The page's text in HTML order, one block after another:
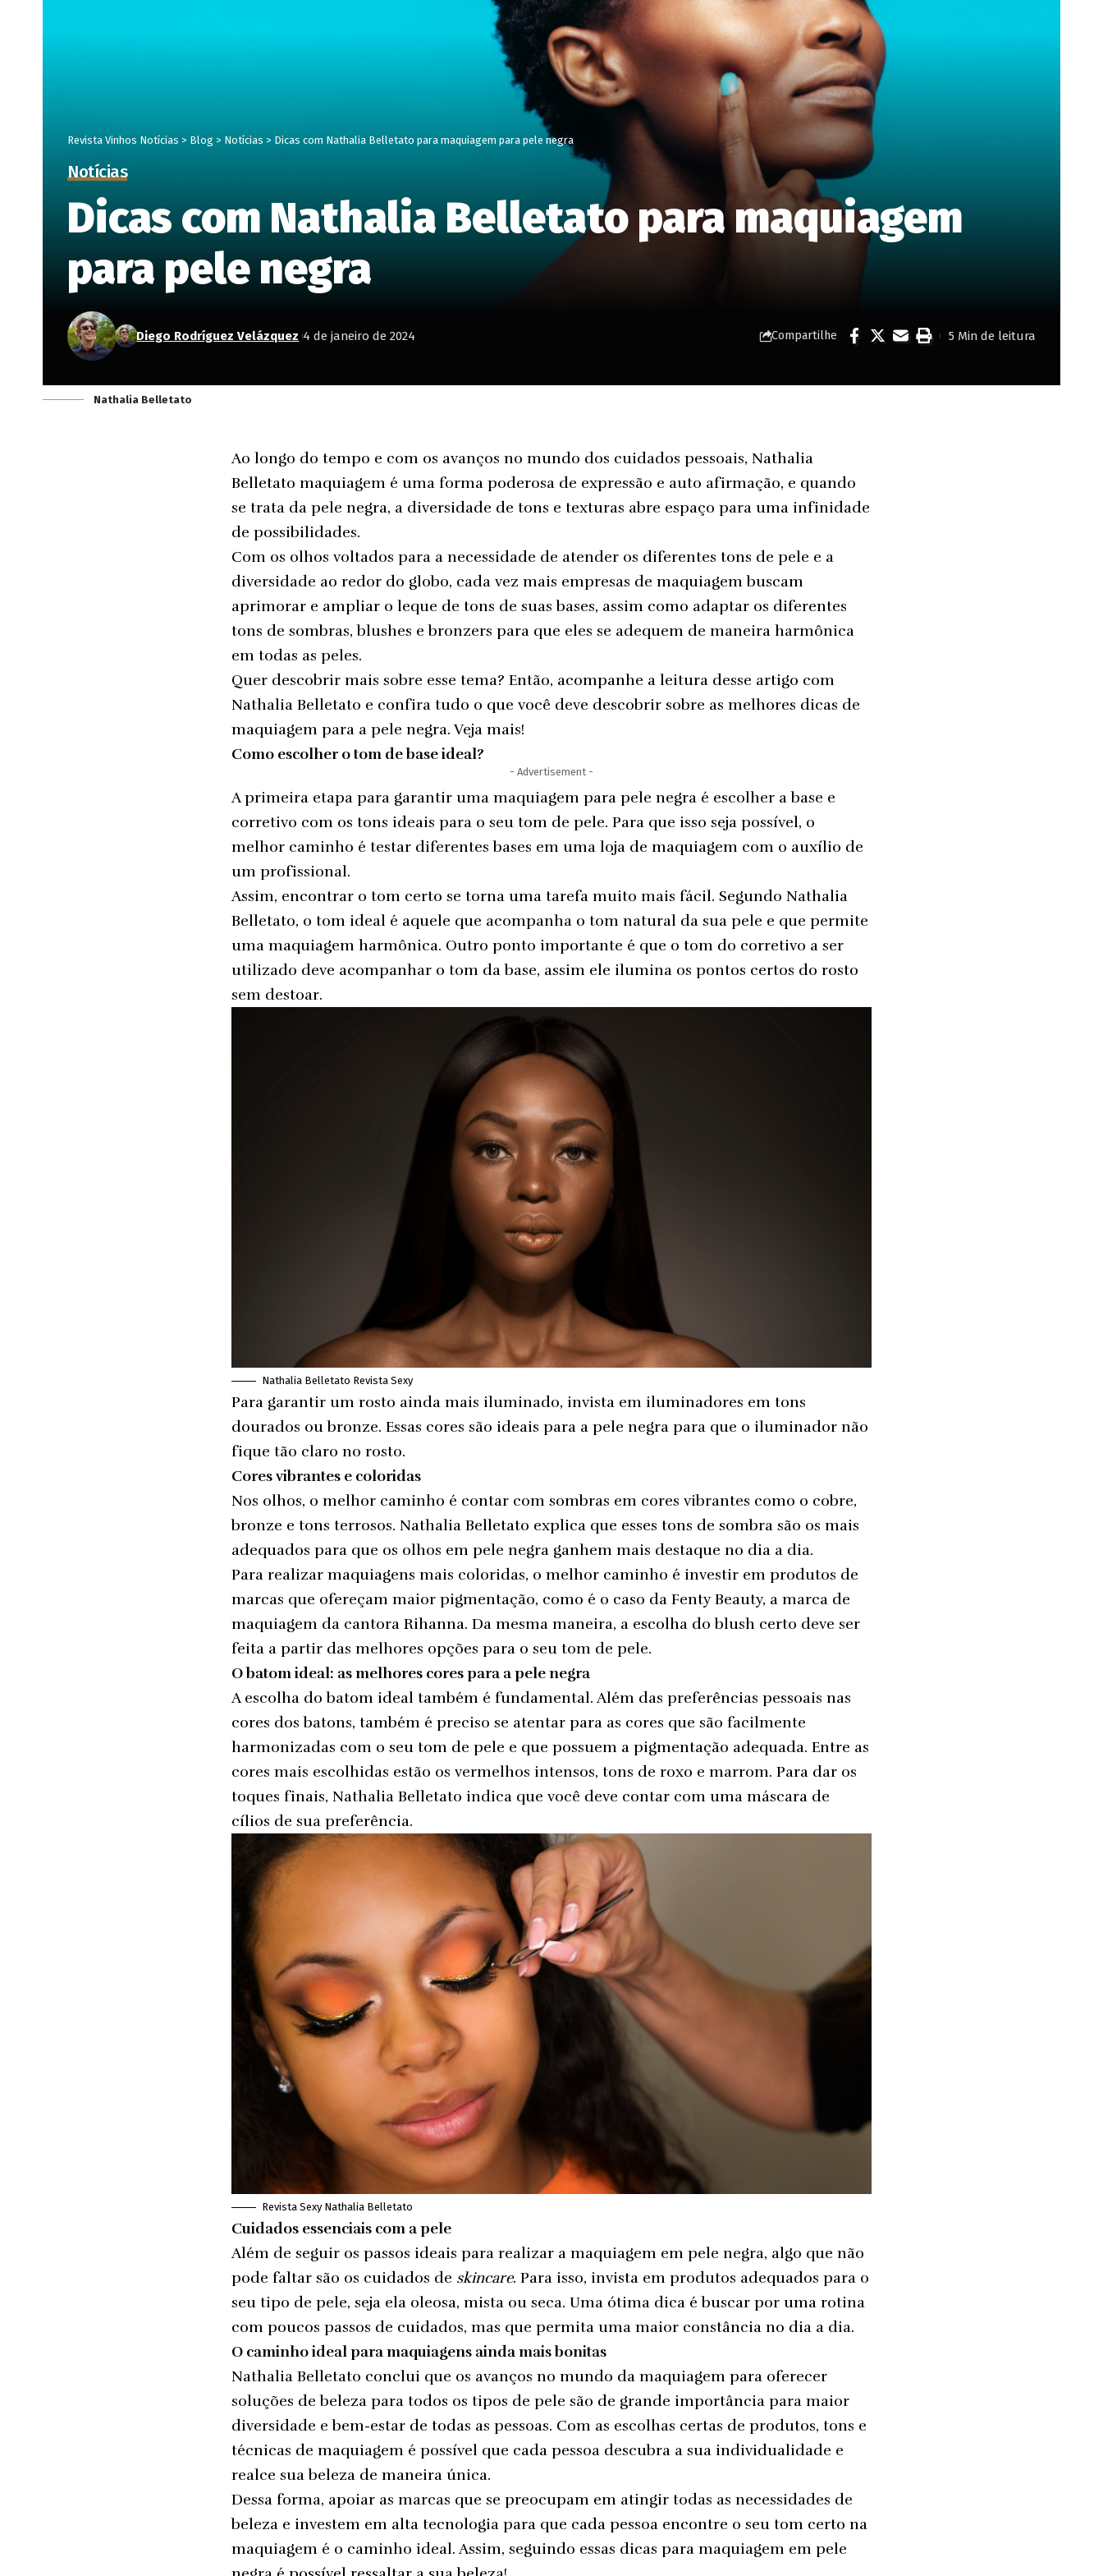
Revista Vinhos Notícias > Blog > Notícias > Dicas com Nathalia Belletato para maquiagem para pele negra
Notícias
Dicas com Nathalia Belletato para maquiagem
para pele negra
Diego Rodríguez Velázquez 4 de janeiro de 2024 Compartilhe 5 Min de leitura
Nathalia Belletato
Ao longo do tempo e com os avanços no mundo dos cuidados pessoais, Nathalia
Belletato maquiagem é uma forma poderosa de expressão e auto afirmação, e quando
se trata da pele negra, a diversidade de tons e texturas abre espaço para uma infinidade
de possibilidades.
Com os olhos voltados para a necessidade de atender os diferentes tons de pele e a
diversidade ao redor do globo, cada vez mais empresas de maquiagem buscam
aprimorar e ampliar o leque de tons de suas bases, assim como adaptar os diferentes
tons de sombras, blushes e bronzers para que eles se adequem de maneira harmônica
em todas as peles.
Quer descobrir mais sobre esse tema? Então, acompanhe a leitura desse artigo com
Nathalia Belletato e confira tudo o que você deve descobrir sobre as melhores dicas de
maquiagem para a pele negra. Veja mais!
Como escolher o tom de base ideal?
- Advertisement -
A primeira etapa para garantir uma maquiagem para pele negra é escolher a base e
corretivo com os tons ideais para o seu tom de pele. Para que isso seja possível, o
melhor caminho é testar diferentes bases em uma loja de maquiagem com o auxílio de
um profissional.
Assim, encontrar o tom certo se torna uma tarefa muito mais fácil. Segundo Nathalia
Belletato, o tom ideal é aquele que acompanha o tom natural da sua pele e que permite
uma maquiagem harmônica. Outro ponto importante é que o tom do corretivo a ser
utilizado deve acompanhar o tom da base, assim ele ilumina os pontos certos do rosto
sem destoar.
Nathalia Belletato Revista Sexy
Para garantir um rosto ainda mais iluminado, invista em iluminadores em tons
dourados ou bronze. Essas cores são ideais para a pele negra para que o iluminador não
fique tão claro no rosto.
Cores vibrantes e coloridas
Nos olhos, o melhor caminho é contar com sombras em cores vibrantes como o cobre,
bronze e tons terrosos. Nathalia Belletato explica que esses tons de sombra são os mais
adequados para que os olhos em pele negra ganhem mais destaque no dia a dia.
Para realizar maquiagens mais coloridas, o melhor caminho é investir em produtos de
marcas que ofereçam maior pigmentação, como é o caso da Fenty Beauty, a marca de
maquiagem da cantora Rihanna. Da mesma maneira, a escolha do blush certo deve ser
feita a partir das melhores opções para o seu tom de pele.
O batom ideal: as melhores cores para a pele negra
A escolha do batom ideal também é fundamental. Além das preferências pessoais nas
cores dos batons, também é preciso se atentar para as cores que são facilmente
harmonizadas com o seu tom de pele e que possuem a pigmentação adequada. Entre as
cores mais escolhidas estão os vermelhos intensos, tons de roxo e marrom. Para dar os
toques finais, Nathalia Belletato indica que você deve contar com uma máscara de
cílios de sua preferência.
Revista Sexy Nathalia Belletato
Cuidados essenciais com a pele
Além de seguir os passos ideais para realizar a maquiagem em pele negra, algo que não
pode faltar são os cuidados de skincare. Para isso, invista em produtos adequados para o
seu tipo de pele, seja ela oleosa, mista ou seca. Uma ótima dica é buscar por uma rotina
com poucos passos de cuidados, mas que permita uma maior constância no dia a dia.
O caminho ideal para maquiagens ainda mais bonitas
Nathalia Belletato conclui que os avanços no mundo da maquiagem para oferecer
soluções de beleza para todos os tipos de pele são de grande importância para maior
diversidade e bem-estar de todas as pessoas. Com as escolhas certas de produtos, tons e
técnicas de maquiagem é possível que cada pessoa descubra a sua individualidade e
realce sua beleza de maneira única.
Dessa forma, apoiar as marcas que se preocupam em atingir todas as necessidades de
beleza e investem em alta tecnologia para que cada pessoa encontre o seu tom certo na
maquiagem é o caminho ideal. Assim, seguindo essas dicas para maquiagem em pele